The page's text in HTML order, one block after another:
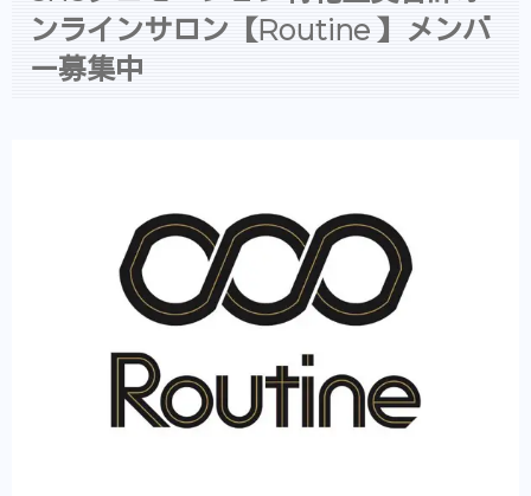
ンラインサロン【Routine 】メンバ
ー募集中